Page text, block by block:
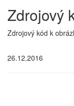
Zdrojový
Zdrojový kód k
26.12.2016